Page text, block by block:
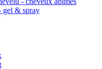
gel & spray